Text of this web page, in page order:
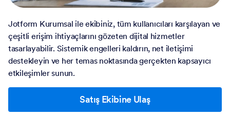
Jotform Kurumsal ile ekibiniz, tüm kullanıcıları karşılayan ve
çeşitli erişim ihtiyaçlarını gözeten dijital hizmetler
tasarlayabilir. Sistemik engelleri kaldırın, net iletişimi
destekleyin ve her temas noktasında gerçekten kapsayıcı